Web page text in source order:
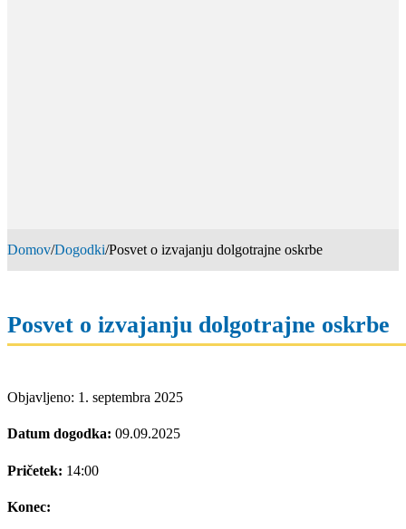
Domov/Dogodki/Posvet o izvajanju dolgotrajne oskrbe
Posvet o izvajanju dolgotrajne oskrbe
Objavljeno: 1. septembra 2025
Datum dogodka: 09.09.2025
Pričetek: 14:00
Konec: